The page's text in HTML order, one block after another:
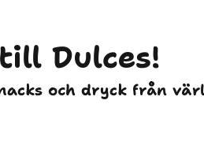
Dulces!
och dryck från